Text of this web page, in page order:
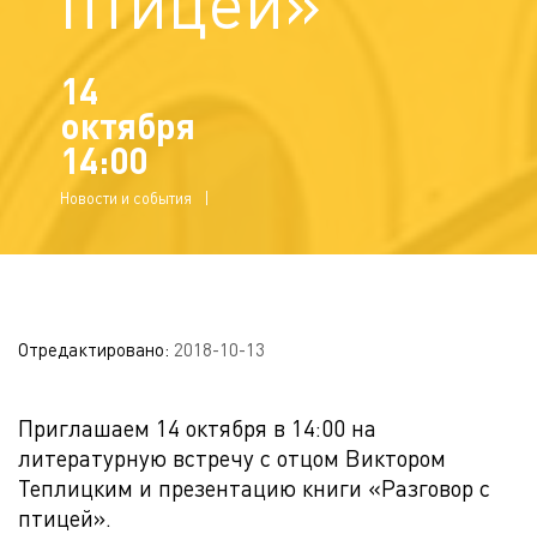
14
октября
14:00
Новости и события
Отредактировано: 2018-10-13
Приглашаем 14 октября в 14:00 на
литературную встречу с отцом Виктором
Теплицким и презентацию книги «Разговор с
птицей».